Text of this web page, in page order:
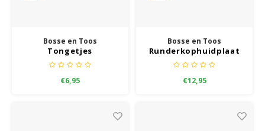
Bosse en Toos
Tongetjes
€6,95
Bosse en Toos
Runderkophuidplaat
€12,95